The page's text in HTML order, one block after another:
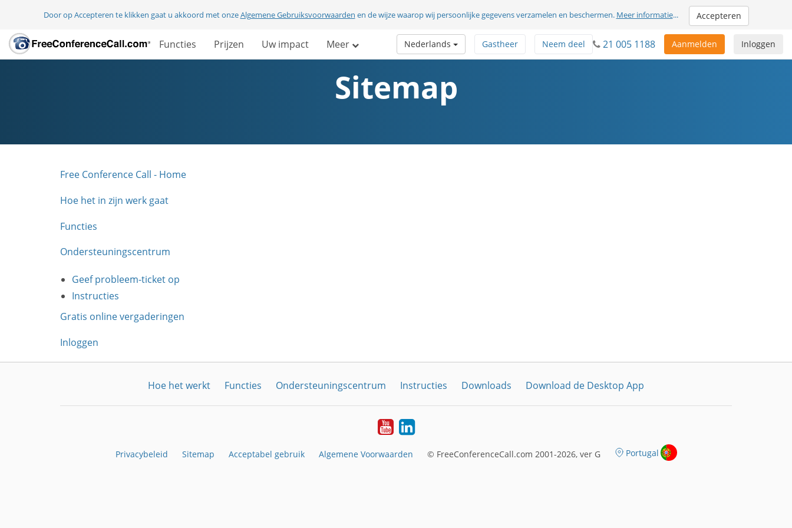
Door op Accepteren te klikken gaat u akkoord met onzeAlgemene Gebruiksvoorwaarden en de wijze waarop wij persoonlijke gegevens verzamelen en beschermen. Meer informatie... Accepteren
Functies Prijzen Uw impact Meer Inloggen
Aanmelden
21 005 1188
Neem deel
Gastheer
Nederlands
Sitemap
Free Conference Call - Home
Hoe het in zijn werk gaat
Functies
Ondersteuningscentrum
Geef probleem-ticket op
Instructies
Gratis online vergaderingen
Inloggen
Hoe het werkt Functies Ondersteuningscentrum Instructies Downloads Download de Desktop App
YouTubeLinkedIn
Privacybeleid Sitemap Acceptabel gebruik Algemene Voorwaarden © FreeConferenceCall.com 2001-2026, ver G Portugal